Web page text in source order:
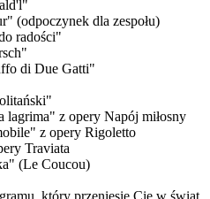
(odpoczynek dla zespołu)
radości"
di Due Gatti"
z opery Napój miłosny
z opery Rigoletto
Traviata
(Le Coucou)
który przeniesie Cię w świat